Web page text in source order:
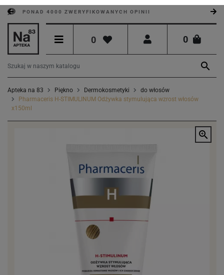
PONAD 4000 ZWERYFIKOWANYCH OPINII
0 0

Apteka na 83 Piękno Dermokosmetyki
do włosów
Pharmaceris H-STIMULINUM Odżywka stymulująca wzrost włosów
x150ml
